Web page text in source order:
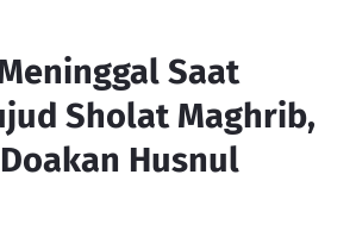
Saat
Sholat Maghrib,
Husnul